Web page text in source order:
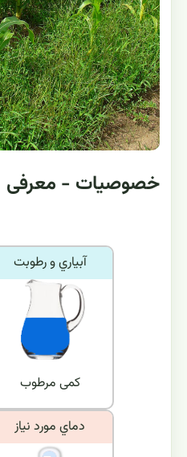
خصوصیات - معرفی
آبياري و رطوبت
کمی مرطوب
دماي مورد نياز